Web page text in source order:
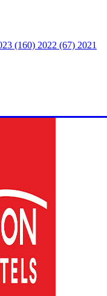
(160) 2022 (67) 2021